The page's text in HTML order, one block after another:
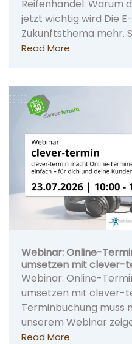
Reifenhandel: Warum
jetzt wichtig wird Die
Zukunftsthema mehr.
Read More
Webinar: Online-
umsetzen mit clever-
Webinar: Online-
umsetzen mit clever-
Terminbuchung muss
unserem Webinar
Read More